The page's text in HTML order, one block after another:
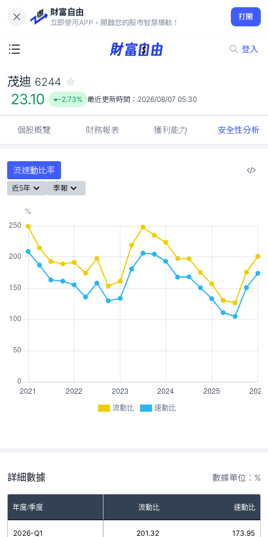
財富自由
立即使用APP，開啟您的股市智慧導航！
打開
登入
23.10
-2.73%
茂迪 6244
23.10 -2.73% 最近更新時間： 2026/08/07 05:30
個股概覽 財務報表 獲利能力 安全性分析
流速動比率
近5年 季報
流動比 速動比
詳細數據 數據單位：%
年度/季度 流動比 速動比
2026-Q1 201.32 173.95